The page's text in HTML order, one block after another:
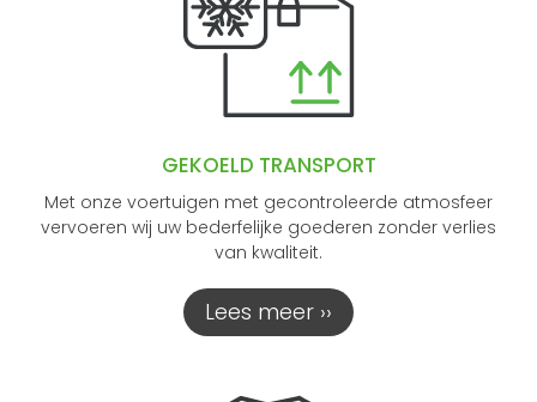
GEKOELD TRANSPORT
Met onze voertuigen met gecontroleerde atmosfeer
vervoeren wij uw bederfelijke goederen zonder verlies
van kwaliteit.
Lees meer ››